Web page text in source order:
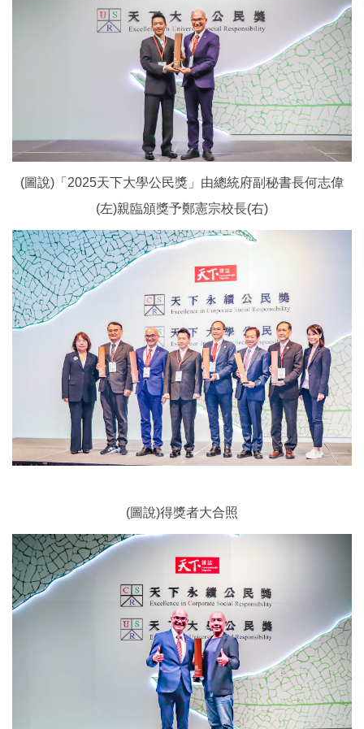
(圖說)「2025天下大學公民獎」由總統府副秘書長何志偉
(左)親臨頒獎予鄭憲宗校長(右)
(圖說)得獎者大合照